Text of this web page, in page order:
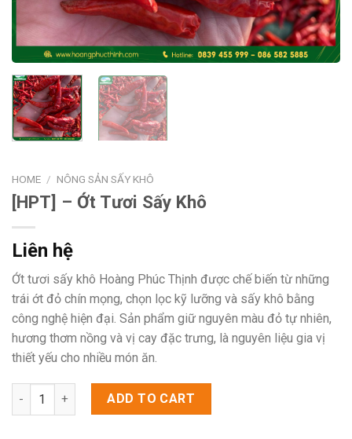
HOME / NÔNG SẢN SẤY KHÔ
[HPT] – Ớt Tươi Sấy Khô
Liên hệ
Ớt tươi sấy khô Hoàng Phúc Thịnh được chế biến từ những
trái ớt đỏ chín mọng, chọn lọc kỹ lưỡng và sấy khô bằng
công nghệ hiện đại. Sản phẩm giữ nguyên màu đỏ tự nhiên,
hương thơm nồng và vị cay đặc trưng, là nguyên liệu gia vị
thiết yếu cho nhiều món ăn.
[HPT] - Ớt Tươi Sấy Khô quantity
ADD TO CART